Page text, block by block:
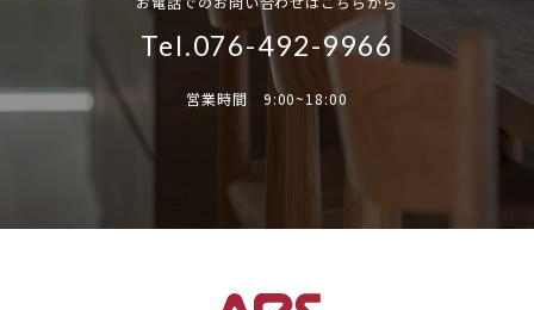
Tel.076-492-9966
営業時間 9:00~18:00